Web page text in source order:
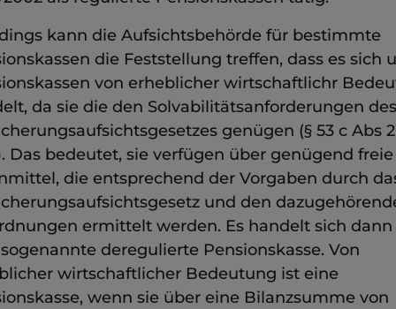
kann die Aufsichtsbehörde für bestimmte
die Feststellung treffen, dass es sich
von erheblicher wirtschaftlichr
da sie die den Solvabilitätsanforderungen des
genügen (§ 53 c Abs
Das bedeutet, sie verfügen über genügend freie
die entsprechend der Vorgaben durch
und den
ermittelt werden. Es handelt sich
deregulierte Pensionskasse. Von
wirtschaftlicher Bedeutung ist eine
wenn sie über eine Bilanzsumme von